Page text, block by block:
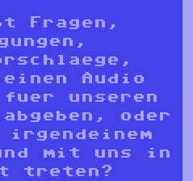
Fragen,
Audio
fuer unseren
oder
mit uns in
treten?